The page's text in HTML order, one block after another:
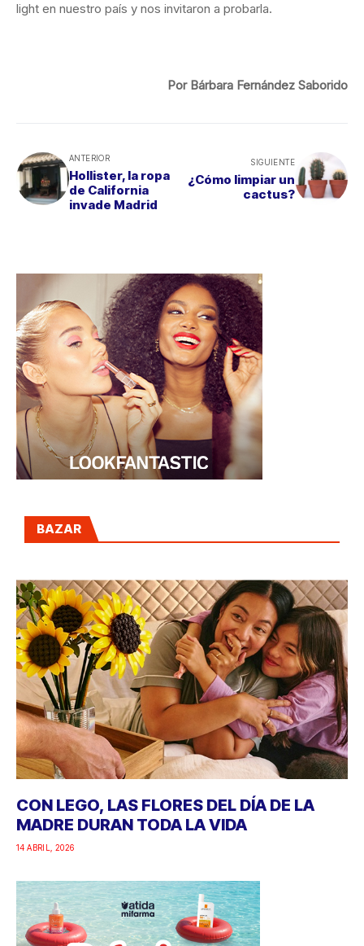
light en nuestro país y nos invitaron a probarla.
Por Bárbara Fernández Saborido
ANTERIOR
Hollister, la ropa
de California
invade Madrid
SIGUIENTE
¿Cómo limpiar un
cactus?
BAZAR
CON LEGO, LAS FLORES DEL DÍA DE LA
MADRE DURAN TODA LA VIDA
14 ABRIL, 2026